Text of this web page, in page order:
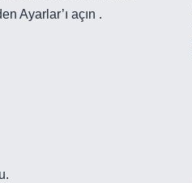
Ayarlar’ı açın .